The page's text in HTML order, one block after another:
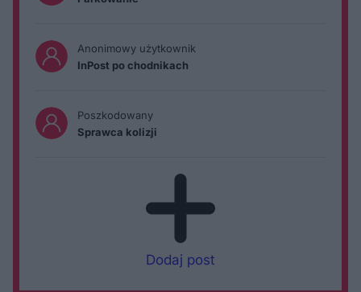
Anonimowy użytkownik
InPost po chodnikach
Poszkodowany
Sprawca kolizji
Dodaj post